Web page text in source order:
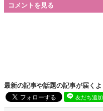
コメントを見る
最新の記事や話題の記事が届くよ
友だち追加